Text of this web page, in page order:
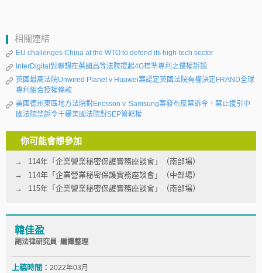
相關連結
EU challenges China at the WTO to defend its high-tech sector
InterDigital對聯想在英國高等法院提起4G標準專利之侵權訴訟
英國最高法院Unwired Planet v Huawei案認定英國法院有權決定FRAND全球
專利組合授權條款
美國德州東區地方法院對Ericsson v. Samsung案發布反禁訴令，禁止援引中
國法院禁訴令干擾美國法院對SEP管轄權
你可能會想參加
114年「企業營業秘密保護實務座談會」（南部場）
114年「企業營業秘密保護實務座談會」（中部場）
115年「企業營業秘密保護實務座談會」（南部場）
韓佳盈
副法律研究員 編譯整理
上稿時間： 2022年03月